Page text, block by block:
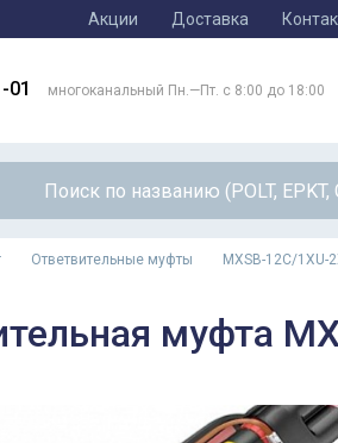
Акции Доставка
01 многоканальный Пн.—Пт. с 8:00 до 18:00
Ответвительные муфты MXSB-12C/1XU-
муфта